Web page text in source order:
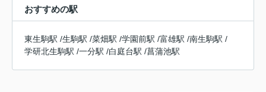
おすすめの駅
東生駒駅 /生駒駅 /菜畑駅 /学園前駅 /富雄駅 /南生駒駅 /
学研北生駒駅 /一分駅 /白庭台駅 /菖蒲池駅